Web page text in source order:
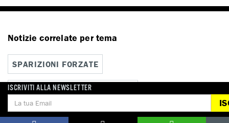
Notizie correlate per tema
SPARIZIONI FORZATE
TORTURA E MALTRATTAMENTI
ISCRIVITI ALLA NEWSLETTER